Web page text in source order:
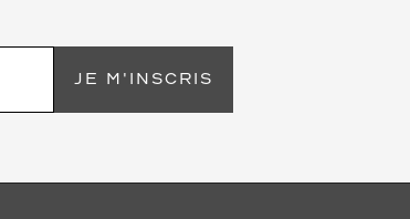
JE M'INSCRIS